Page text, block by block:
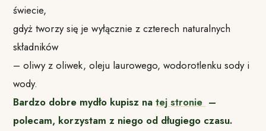
świecie,
gdyż tworzy się je wyłącznie z czterech naturalnych
składników
– oliwy z oliwek, oleju laurowego, wodorotlenku sody i
wody.
Bardzo dobre mydło kupisz natej stronie –
polecam, korzystam z niego od długiego czasu.